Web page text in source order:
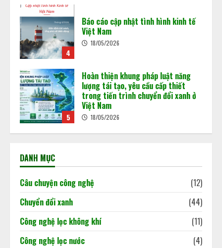
4
5
lượng tái tạo, yêu cầu cấp thiết
trong tiến trình chuyển đổi xanh ở
Việt Nam
1
Vận hành sàn giao dịch carbon
trong nước: “Mở cánh cửa” cho nền
kinh tế xanh
2
khung pháp lý mới được Chính phủ
ban hành tại Nghị định
180/2026/NĐ-CP.
3
Khi dấu chân carbon quyết định
doanh nghiệp đi hay ở lại thị trường
DANH MỤC
Câu chuyện công nghệ
(12)
Chuyển đổi xanh
(44)
Công nghệ lọc không khí
(11)
Công nghệ lọc nước
(4)